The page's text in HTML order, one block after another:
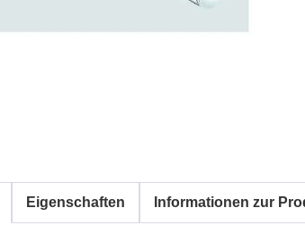
Eigenschaften Informationen zur